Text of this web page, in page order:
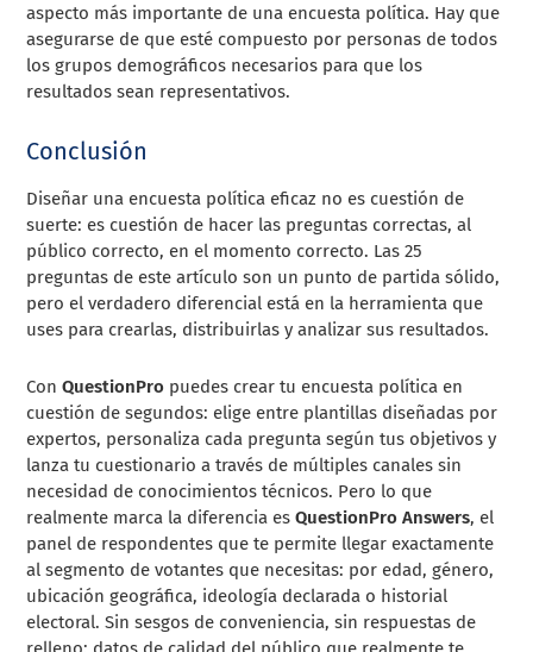
aspecto más importante de una encuesta política. Hay que
asegurarse de que esté compuesto por personas de todos
los grupos demográficos necesarios para que los
resultados sean representativos.
Conclusión
Diseñar una encuesta política eficaz no es cuestión de
suerte: es cuestión de hacer las preguntas correctas, al
público correcto, en el momento correcto. Las 25
preguntas de este artículo son un punto de partida sólido,
pero el verdadero diferencial está en la herramienta que
uses para crearlas, distribuirlas y analizar sus resultados.
ConQuestionPro puedes crear tu encuesta política en
cuestión de segundos: elige entre plantillas diseñadas por
expertos, personaliza cada pregunta según tus objetivos y
lanza tu cuestionario a través de múltiples canales sin
necesidad de conocimientos técnicos. Pero lo que
realmente marca la diferencia esQuestionPro Answers, el
panel de respondentes que te permite llegar exactamente
al segmento de votantes que necesitas: por edad, género,
ubicación geográfica, ideología declarada o historial
electoral. Sin sesgos de conveniencia, sin respuestas de